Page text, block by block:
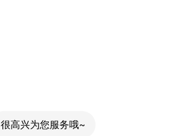
很高兴为您服务哦~